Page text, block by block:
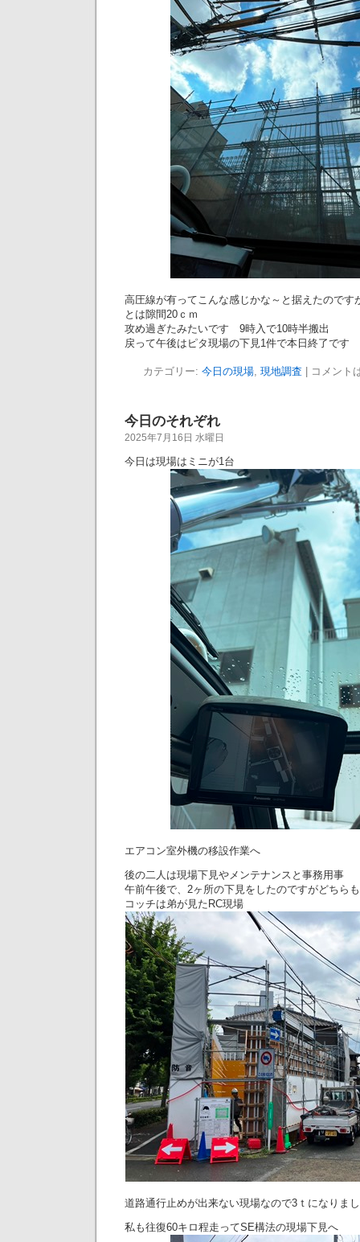
高圧線が有ってこんな感じかな～と据えたのです
とは隙間20ｃｍ
攻め過ぎたみたいです 9時入で10時半搬出
戻って午後はピタ現場の下見1件で本日終了で
カテゴリー: 今日の現場, 現地調査 コメント
今日のそれぞれ
2025年7月16日 水曜日
今日は現場はミニが1台
エアコン室外機の移設作業へ
後の二人は現場下見やメンテナンスと事務用事
午前午後で、2ヶ所の下見をしたのですがどちら
コッチは弟が見たRC現場
道路通行止めが出来ない現場なので3ｔになりま
私も往復60キロ程走ってSE構法の現場下見へ